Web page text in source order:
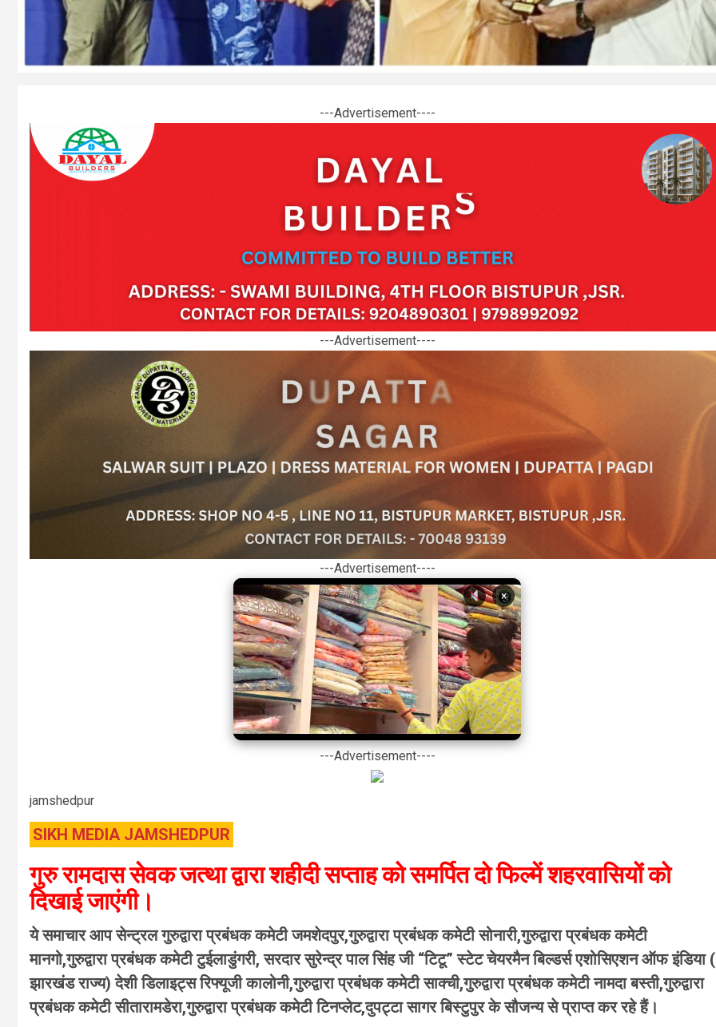
---Advertisement----
---Advertisement----
---Advertisement----
×
---Advertisement----
jamshedpur
SIKH MEDIA JAMSHEDPUR
गुरु रामदास सेवक जत्था द्वारा शहीदी सप्ताह को समर्पित दो फिल्में शहरवासियों को
दिखाई जाएंगी।
ये समाचार आप सेन्ट्रल गुरुद्वारा प्रबंधक कमेटी जमशेदपुर,गुरुद्वारा प्रबंधक कमेटी सोनारी,गुरुद्वारा प्रबंधक कमेटी
मानगो,गुरुद्वारा प्रबंधक कमेटी टुईलाडुंगरी, सरदार सुरेन्द्र पाल सिंह जी “टिटू” स्टेट चेयरमैन बिल्डर्स एशोसिएशन ऑफ इंडिया (
झारखंड राज्य) देशी डिलाइट्स रिफ्यूजी कालोनी,गुरुद्वारा प्रबंधक कमेटी साक्ची,गुरुद्वारा प्रबंधक कमेटी नामदा बस्ती,गुरुद्वारा
प्रबंधक कमेटी सीतारामडेरा,गुरुद्वारा प्रबंधक कमेटी टिनप्लेट,दुपट्टा सागर बिस्टुपुर के सौजन्य से प्राप्त कर रहे हैं।